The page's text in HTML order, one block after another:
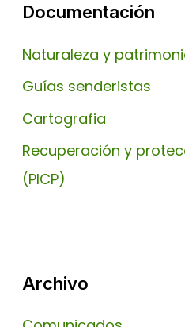
Documentación
Naturaleza y
Guías senderistas
Cartografia
Recuperación y
(PICP)
Archivo